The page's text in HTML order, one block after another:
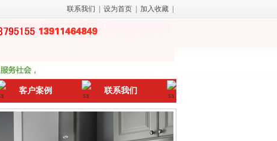
联系我们 设为首页| 加入收藏|
客户案例 联系我们